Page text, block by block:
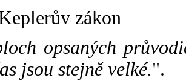
zákon
opsaných
jsou stejně velké.".